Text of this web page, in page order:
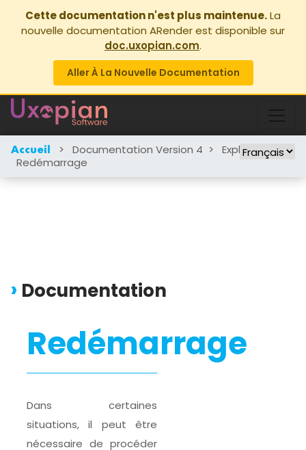
Cette documentation n'est plus maintenue.La
nouvelle documentation ARender est disponible sur
doc.uxopian.com.
Aller À La Nouvelle Documentation
Accueil > Documentation Version 4 > Exploitation>
Redémarrage
Documentation
Redémarrage
Dans certaines
situations, il peut être
nécessaire de procéder